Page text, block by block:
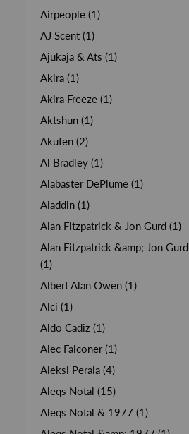
Airpeople (1)
AJ Scent (1)
Ajukaja & Ats (1)
Akira (1)
Akira Freeze (1)
Aktshun (1)
Akufen (2)
Al Bradley (1)
Alabaster DePlume (1)
Aladdin (1)
Alan Fitzpatrick & Jon Gurd (1)
Alan Fitzpatrick &amp; Jon Gurd
(1)
Albert Alan Owen (1)
Alci (1)
Aldo Cadiz (1)
Alec Falconer (1)
Aleksi Perala (4)
Aleqs Notal (15)
Aleqs Notal & 1977 (1)